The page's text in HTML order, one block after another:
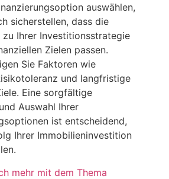
auswählen,
sicherstellen, dass die
zu Ihrer Investitionsstrategie
Zielen passen.
Sie Faktoren wie
und langfristige
Eine sorgfältige
Auswahl Ihrer
ist entscheidend,
Ihrer Immobilieninvestition
mehr mit dem Thema